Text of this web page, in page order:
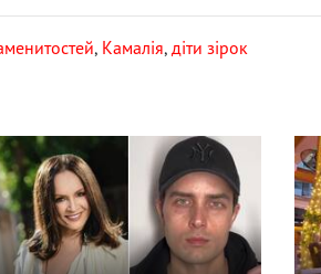
, Камалія, діти зірок